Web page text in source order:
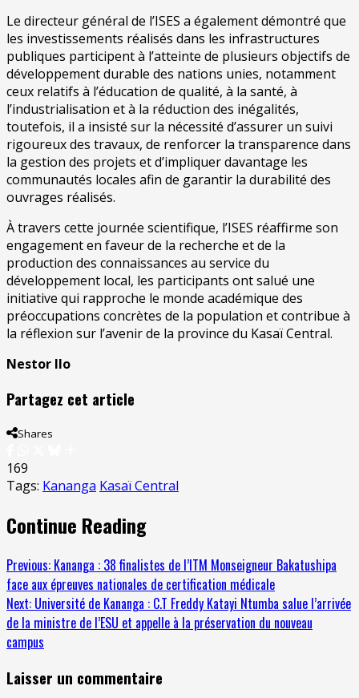
Le directeur général de l’ISES a également démontré que
les investissements réalisés dans les infrastructures
publiques participent à l’atteinte de plusieurs objectifs de
développement durable des nations unies, notamment
ceux relatifs à l’éducation de qualité, à la santé, à
l’industrialisation et à la réduction des inégalités,
toutefois, il a insisté sur la nécessité d’assurer un suivi
rigoureux des travaux, de renforcer la transparence dans
la gestion des projets et d’impliquer davantage les
communautés locales afin de garantir la durabilité des
ouvrages réalisés.
À travers cette journée scientifique, l’ISES réaffirme son
engagement en faveur de la recherche et de la
production des connaissances au service du
développement local, les participants ont salué une
initiative qui rapproche le monde académique des
préoccupations concrètes de la population et contribue à
la réflexion sur l’avenir de la province du Kasaï Central.
Nestor Ilo
Partagez cet article
Shares
169
Tags: Kananga Kasaï Central
Continue Reading
Previous: Kananga : 38 finalistes de l’ITM Monseigneur Bakatushipa
face aux épreuves nationales de certification médicale
Next: Université de Kananga : C.T Freddy Katayi Ntumba salue l’arrivée
de la ministre de l’ESU et appelle à la préservation du nouveau
campus
Laisser un commentaire